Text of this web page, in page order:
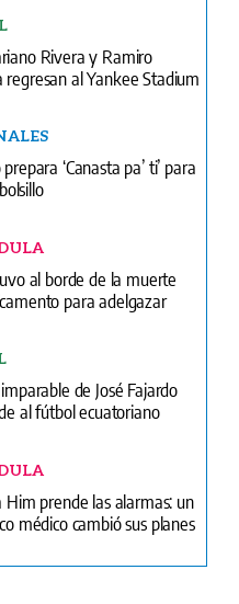
‘Canasta pa’ ti’ para
al borde de la muerte
para adelgazar
de José Fajardo
al fútbol ecuatoriano
Him prende las alarmas: un
médico cambió sus planes